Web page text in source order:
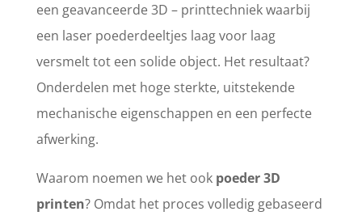
een geavanceerde 3D – printtechniek waarbij
een laser poederdeeltjes laag voor laag
versmelt tot een solide object. Het resultaat?
Onderdelen met hoge sterkte, uitstekende
mechanische eigenschappen en een perfecte
afwerking.
Waarom noemen we het ook poeder 3D
printen? Omdat het proces volledig gebaseerd